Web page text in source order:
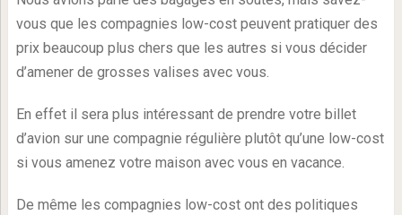
vous que les compagnies low-cost peuvent pratiquer des
prix beaucoup plus chers que les autres si vous décider
d’amener de grosses valises avec vous.
En effet il sera plus intéressant de prendre votre billet
d’avion sur une compagnie régulière plutôt qu’une low-cost
si vous amenez votre maison avec vous en vacance.
De même les compagnies low-cost ont des politiques